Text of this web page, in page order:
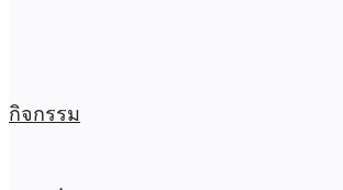
กิจกรรม